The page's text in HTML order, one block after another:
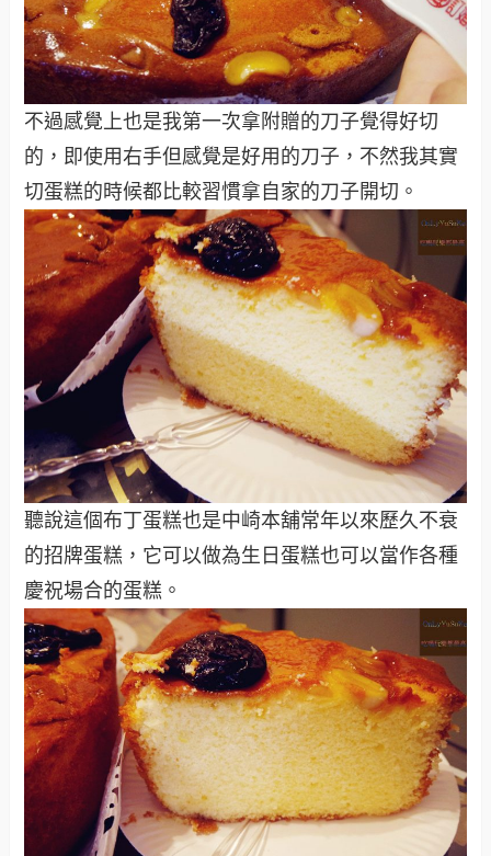
不過感覺上也是我第一次拿附贈的刀子覺得好切
的，即使用右手但感覺是好用的刀子，不然我其實
切蛋糕的時候都比較習慣拿自家的刀子開切。
聽說這個布丁蛋糕也是中崎本舖常年以來歷久不衰
的招牌蛋糕，它可以做為生日蛋糕也可以當作各種
慶祝場合的蛋糕。